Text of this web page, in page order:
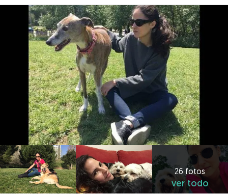
26 fotos
ver todo